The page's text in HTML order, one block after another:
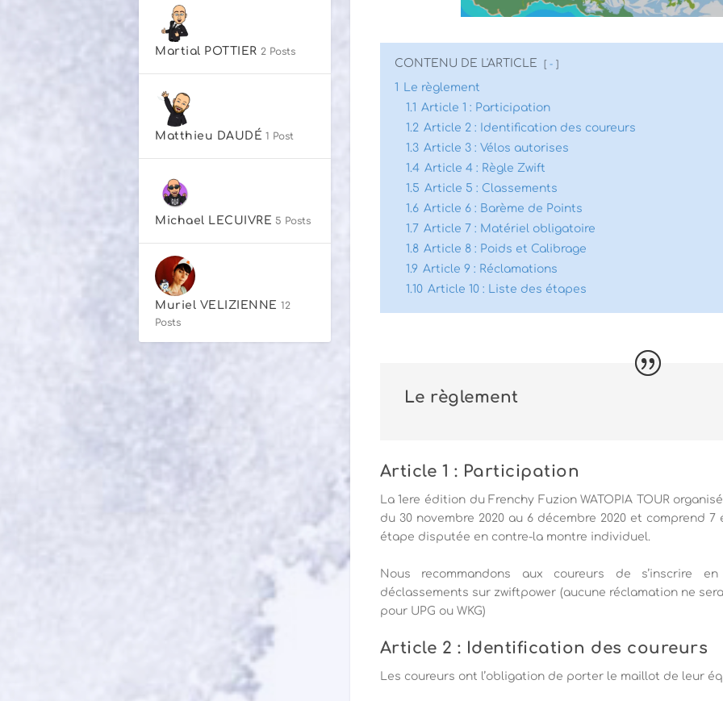
CONTENU DE L'ARTICLE -
1
Le règlement
1.1 Article 1 : Participation
1.2 Article 2 : Identification des coureurs
1.3 Article 3 : Vélos autorises
1.4 Article 4 : Règle Zwift
1.5 Article 5 : Classements
1.6 Article 6 : Barème de Points
1.7 Article 7 : Matériel obligatoire
1.8 Article 8 : Poids et Calibrage
1.9 Article 9 : Réclamations
1.10 Article 10 : Liste des étapes
Le règlement
Article 1 : Participation
La 1ere édition du Frenchy Fuzion WATOPIA TOUR
du 30 novembre 2020 au 6 décembre 2020 et comprend
étape disputée en contre-la montre individuel.
Nous recommandons aux coureurs de s’inscrire
déclassements sur zwiftpower (aucune réclamation ne
pour UPG ou WKG)
Article 2 : Identification des coureurs
Les coureurs ont l’obligation de porter le maillot de leur
Martial POTTIER 2 Posts
Matthieu DAUDÉ 1 Post
Michael LECUIVRE 5 Posts
Muriel VELIZIENNE 12
Posts